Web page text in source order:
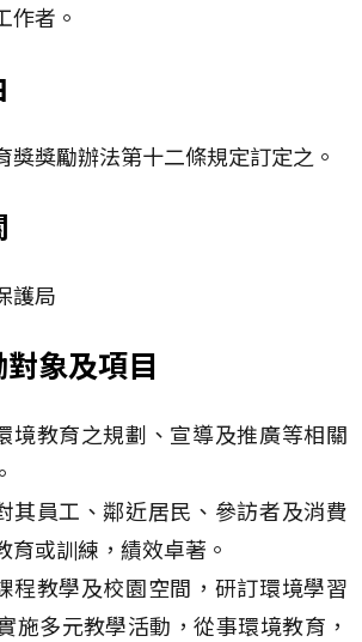
作者。
獎獎勵辦法第十二條規定訂定之。
護局
象及項目
境教育之規劃、宣導及推廣等相關
其員工、鄰近居民、參訪者及消費
育或訓練，績效卓著。
程教學及校園空間，研訂環境學習
施多元教學活動，從事環境教育，